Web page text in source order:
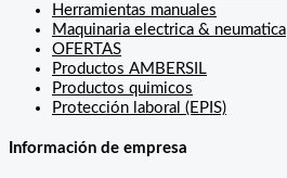
Herramientas manuales
Maquinaria electrica & neumatica
OFERTAS
Productos AMBERSIL
Productos quimicos
Protección laboral (EPIS)
Información de empresa